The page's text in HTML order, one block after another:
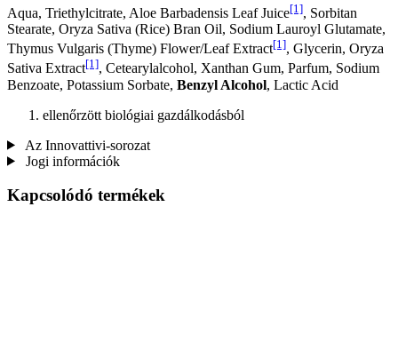
Aqua, Triethylcitrate, Aloe Barbadensis Leaf Juice[1], Sorbitan
Stearate, Oryza Sativa (Rice) Bran Oil, Sodium Lauroyl Glutamate,
Thymus Vulgaris (Thyme) Flower/Leaf Extract[1], Glycerin, Oryza
Sativa Extract[1], Cetearylalcohol, Xanthan Gum, Parfum, Sodium
Benzoate, Potassium Sorbate, Benzyl Alcohol, Lactic Acid
ellenőrzött biológiai gazdálkodásból
Az Innovattivi-sorozat
Jogi információk
Kapcsolódó termékek